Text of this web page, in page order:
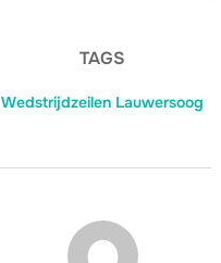
TAGS
Wedstrijdzeilen Lauwersoog
BERICHTAUTEUR